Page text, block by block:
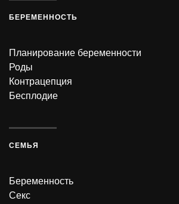
БЕРЕМЕННОСТЬ
Планирование беременности
Роды
Контрацепция
Бесплодие
СЕМЬЯ
Беременность
Секс